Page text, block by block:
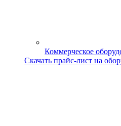
Коммерческое
Скачать прайс-лист на